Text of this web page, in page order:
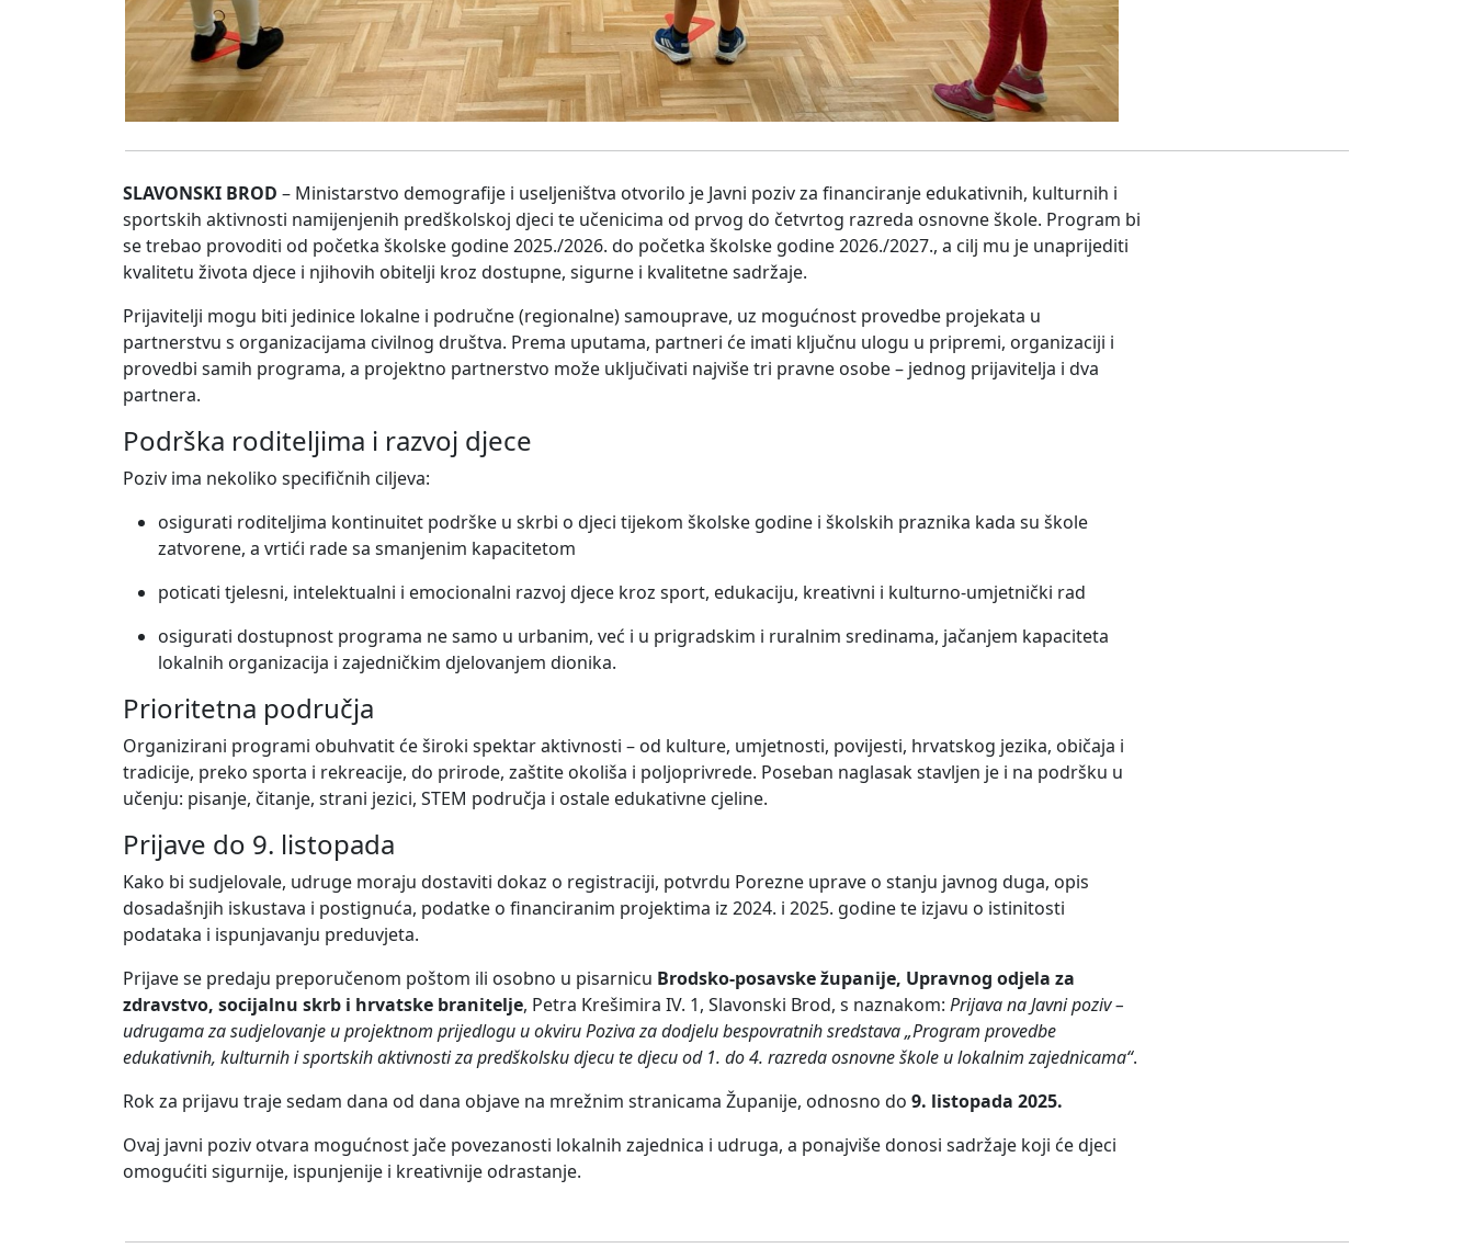
SLAVONSKI BROD – Ministarstvo demografije i useljeništva otvorilo je Javni poziv za financiranje edukativnih, kulturnih i
sportskih aktivnosti namijenjenih predškolskoj djeci te učenicima od prvog do četvrtog razreda osnovne škole. Program bi
se trebao provoditi od početka školske godine 2025./2026. do početka školske godine 2026./2027., a cilj mu je unaprijediti
kvalitetu života djece i njihovih obitelji kroz dostupne, sigurne i kvalitetne sadržaje.
Prijavitelji mogu biti jedinice lokalne i područne (regionalne) samouprave, uz mogućnost provedbe projekata u
partnerstvu s organizacijama civilnog društva. Prema uputama, partneri će imati ključnu ulogu u pripremi, organizaciji i
provedbi samih programa, a projektno partnerstvo može uključivati najviše tri pravne osobe – jednog prijavitelja i dva
partnera.
Podrška roditeljima i razvoj djece
Poziv ima nekoliko specifičnih ciljeva:
osigurati roditeljima kontinuitet podrške u skrbi o djeci tijekom školske godine i školskih praznika kada su škole
zatvorene, a vrtići rade sa smanjenim kapacitetom
poticati tjelesni, intelektualni i emocionalni razvoj djece kroz sport, edukaciju, kreativni i kulturno-umjetnički rad
osigurati dostupnost programa ne samo u urbanim, već i u prigradskim i ruralnim sredinama, jačanjem kapaciteta
lokalnih organizacija i zajedničkim djelovanjem dionika.
Prioritetna područja
Organizirani programi obuhvatit će široki spektar aktivnosti – od kulture, umjetnosti, povijesti, hrvatskog jezika, običaja i
tradicije, preko sporta i rekreacije, do prirode, zaštite okoliša i poljoprivrede. Poseban naglasak stavljen je i na podršku u
učenju: pisanje, čitanje, strani jezici, STEM područja i ostale edukativne cjeline.
Prijave do 9. listopada
Kako bi sudjelovale, udruge moraju dostaviti dokaz o registraciji, potvrdu Porezne uprave o stanju javnog duga, opis
dosadašnjih iskustava i postignuća, podatke o financiranim projektima iz 2024. i 2025. godine te izjavu o istinitosti
podataka i ispunjavanju preduvjeta.
Prijave se predaju preporučenom poštom ili osobno u pisarnicu Brodsko-posavske županije, Upravnog odjela za
zdravstvo, socijalnu skrb i hrvatske branitelje, Petra Krešimira IV. 1, Slavonski Brod, s naznakom: Prijava na Javni poziv –
udrugama za sudjelovanje u projektnom prijedlogu u okviru Poziva za dodjelu bespovratnih sredstava „Program provedbe
edukativnih, kulturnih i sportskih aktivnosti za predškolsku djecu te djecu od 1. do 4. razreda osnovne škole u lokalnim zajednicama“.
Rok za prijavu traje sedam dana od dana objave na mrežnim stranicama Županije, odnosno do 9. listopada 2025.
Ovaj javni poziv otvara mogućnost jače povezanosti lokalnih zajednica i udruga, a ponajviše donosi sadržaje koji će djeci
omogućiti sigurnije, ispunjenije i kreativnije odrastanje.